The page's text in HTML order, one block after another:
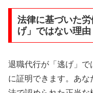
法律に基づいた
げ」ではない理由
退職代行が「逃げ」
に証明できます。あ